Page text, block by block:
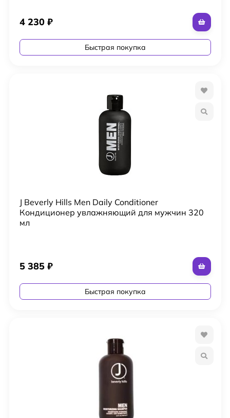
4 230 ₽
Быстрая покупка
J Beverly Hills Men Daily Conditioner
Кондиционер увлажняющий для мужчин 320
мл
5 385 ₽
Быстрая покупка